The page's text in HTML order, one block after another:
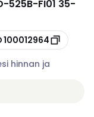
525B-FI01 35-
100012964
hinnan ja